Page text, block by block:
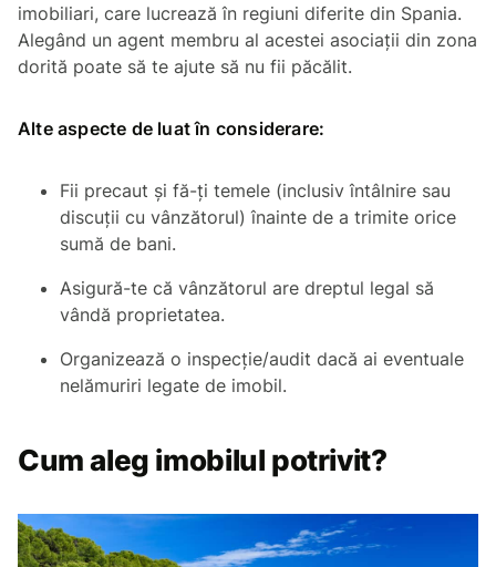
imobiliari, care lucrează în regiuni diferite din Spania.
Alegând un agent membru al acestei asociații din zona
dorită poate să te ajute să nu fii păcălit.
Alte aspecte de luat în considerare:
Fii precaut și fă-ți temele (inclusiv întâlnire sau
discuții cu vânzătorul) înainte de a trimite orice
sumă de bani.
Asigură-te că vânzătorul are dreptul legal să
vândă proprietatea.
Organizează o inspecție/audit dacă ai eventuale
nelămuriri legate de imobil.
Cum aleg imobilul potrivit?